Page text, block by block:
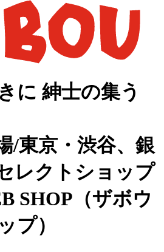
に 紳士の集う
/東京・渋谷、銀
レクトショップ
SHOP（ザボウ
プ）